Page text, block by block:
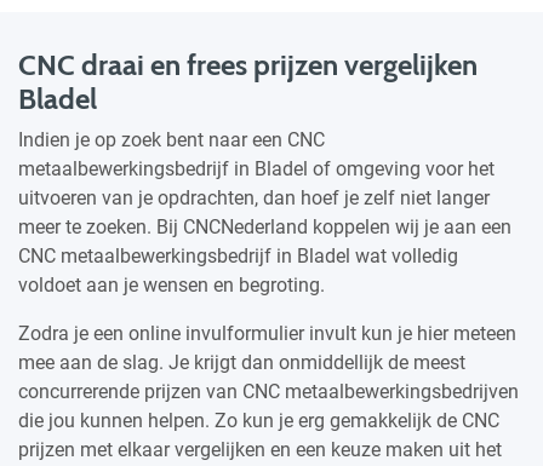
CNC draai en frees prijzen vergelijken
Bladel
Indien je op zoek bent naar een CNC
metaalbewerkingsbedrijf in Bladel of omgeving voor het
uitvoeren van je opdrachten, dan hoef je zelf niet langer
meer te zoeken. Bij CNCNederland koppelen wij je aan een
CNC metaalbewerkingsbedrijf in Bladel wat volledig
voldoet aan je wensen en begroting.
Zodra je een online invulformulier invult kun je hier meteen
mee aan de slag. Je krijgt dan onmiddellijk de meest
concurrerende prijzen van CNC metaalbewerkingsbedrijven
die jou kunnen helpen. Zo kun je erg gemakkelijk de CNC
prijzen met elkaar vergelijken en een keuze maken uit het